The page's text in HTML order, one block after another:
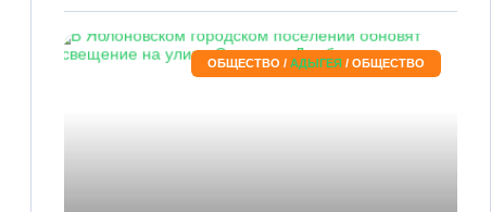
ОБЩЕСТВО / АДЫГЕЯ / ОБЩЕСТВО